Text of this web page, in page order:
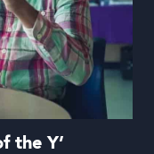
the Y’